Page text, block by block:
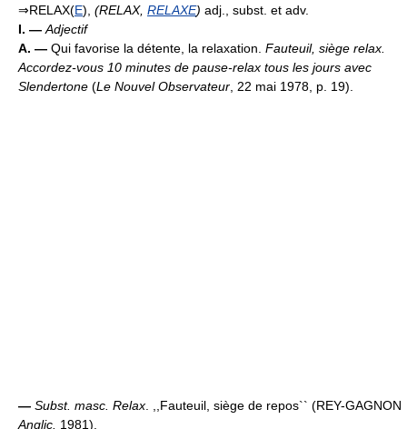
⇒RELAX(E), (RELAX, RELAXE) adj., subst. et adv.
I. — Adjectif
A. — Qui favorise la détente, la relaxation. Fauteuil, siège relax.
Accordez-vous 10 minutes de pause-relax tous les jours avec
Slendertone (Le Nouvel Observateur , 22 mai 1978, p. 19).
— Subst. masc. Relax . ,,Fauteuil, siège de repos`` (REY-GAGNON
Anglic. 1981).